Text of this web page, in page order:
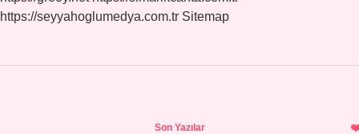
https://seyyahoglumedya.com.tr Sitemap
Son Yazılar